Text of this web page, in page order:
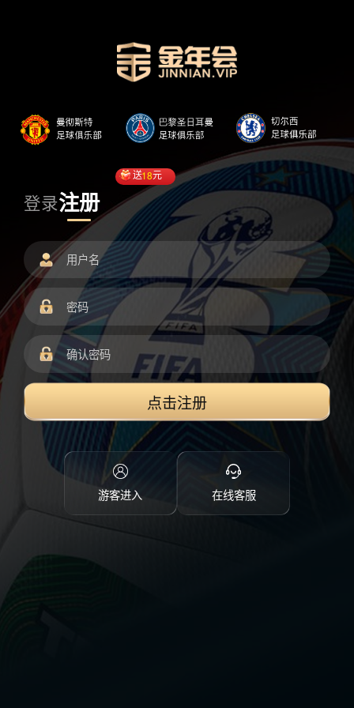
登录注册
送18元
点击注册
游客进入 在线客服